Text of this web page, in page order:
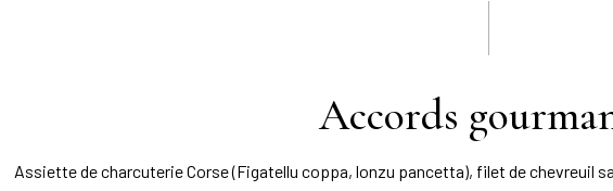
Accords
Assiette de charcuterie Corse (Figatellu coppa, lonzu pancetta), filet de chevreuil